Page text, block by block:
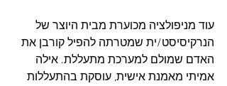
עוד מניפולציה מכוערת מבית היוצר של
הנרקיסיסט/ית שמטרתה להפיל קורבן את
האדם שמולם למערכת מתעללת. אילה
אמיתי מאמנת אישית, עוסקת בהתעללות